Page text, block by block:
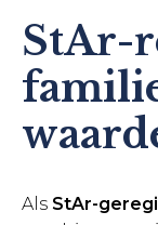
StAr-
Als StAr-